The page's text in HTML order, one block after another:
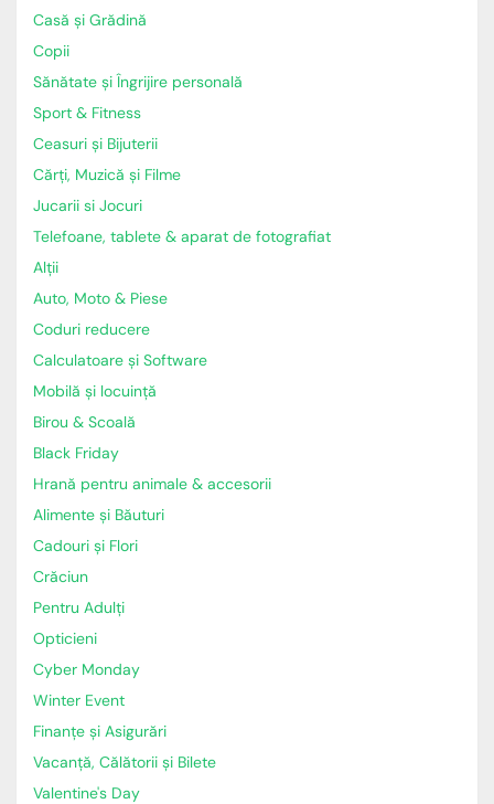
Casă și Grădină
Copii
Sănătate și Îngrijire personală
Sport & Fitness
Ceasuri și Bijuterii
Cărți, Muzică și Filme
Jucarii si Jocuri
Telefoane, tablete & aparat de fotografiat
Alții
Auto, Moto & Piese
Coduri reducere
Calculatoare și Software
Mobilă și locuință
Birou & Scoală
Black Friday
Hrană pentru animale & accesorii
Alimente și Băuturi
Cadouri și Flori
Crăciun
Pentru Adulți
Opticieni
Cyber Monday
Winter Event
Finanțe și Asigurări
Vacanță, Călătorii și Bilete
Valentine's Day